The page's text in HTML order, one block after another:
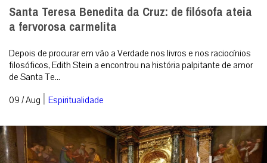
Santa Teresa Benedita da Cruz: de filósofa ateia
a fervorosa carmelita
Depois de procurar em vão a Verdade nos livros e nos raciocínios
filosóficos, Edith Stein a encontrou na história palpitante de amor
de Santa Te...
09 / Aug | Espiritualidade